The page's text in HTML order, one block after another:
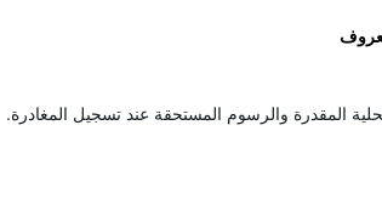
المقدرة والرسوم المستحقة عند تسجيل المغادرة.